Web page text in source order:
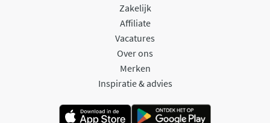
Zakelijk
Affiliate
Vacatures
Over ons
Merken
Inspiratie & advies